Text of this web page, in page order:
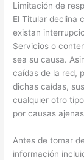
Limitación de
El Titular declina
existan
Servicios o
sea su causa.
caídas de la red,
dichas caídas,
cualquier otro
por causas
Antes de tomar
información